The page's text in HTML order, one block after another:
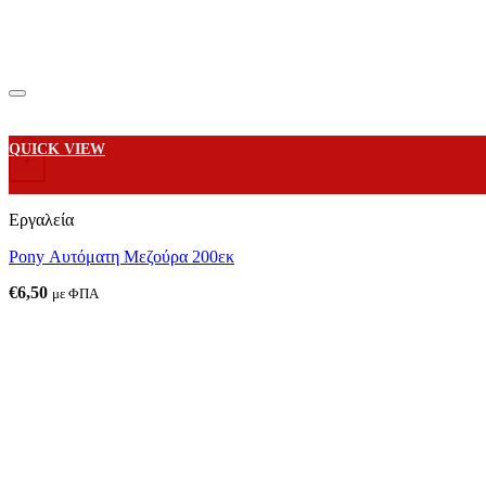
+
QUICK VIEW
Εργαλεία
Pony Αυτόματη Μεζούρα 200εκ
€6,50 με ΦΠΑ